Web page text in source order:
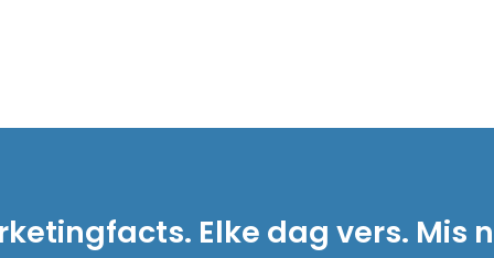
Elke dag vers. Mis